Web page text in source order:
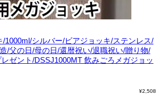
1000ml/シルバー/ビアジョッキ/ステンレス/
/父の日/母の日/還暦祝い/退職祝い/贈り物/
ゼント/DSSJ1000MT 飲みごろメガジョッ
¥2,508